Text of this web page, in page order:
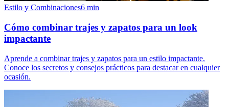
Estilo y Combinaciones6 min
Cómo combinar trajes y zapatos para un look
impactante
Aprende a combinar trajes y zapatos para un estilo impactante.
Conoce los secretos y consejos prácticos para destacar en cualquier
ocasión.